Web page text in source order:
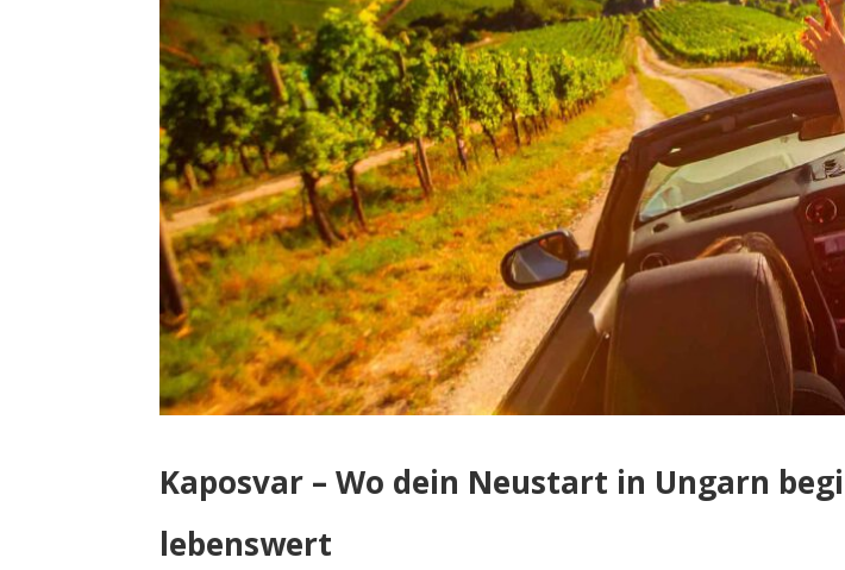
Kaposvar – Wo dein Neustart in Ungarn
lebenswert